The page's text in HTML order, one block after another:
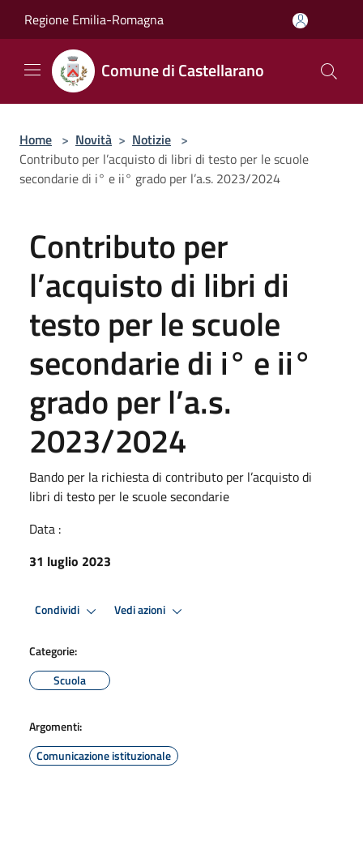
Regione Emilia-Romagna
Comune di Castellarano
Home > Novità > Notizie >
Contributo per l’acquisto di libri di testo per le scuole
secondarie di i° e ii° grado per l’a.s. 2023/2024
Contributo per
l’acquisto di libri di
testo per le scuole
secondarie di i° e ii°
grado per l’a.s.
2023/2024
Bando per la richiesta di contributo per l’acquisto di
libri di testo per le scuole secondarie
Data :
31 luglio 2023
Condividi Vedi azioni
Categorie:
Scuola
Argomenti:
Comunicazione istituzionale